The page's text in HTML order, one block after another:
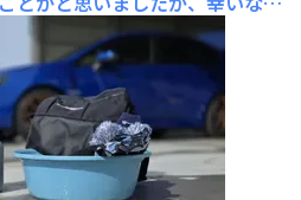
を感じさせない真夏のような好
うやくガレージが完成したの
した！婿殿のGVBと並べてガレ
末はここで生活しようかな〜